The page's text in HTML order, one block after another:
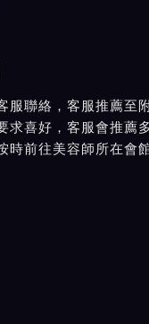
服聯絡，客服推薦至
求喜好，客服會推薦
時前往美容師所在會